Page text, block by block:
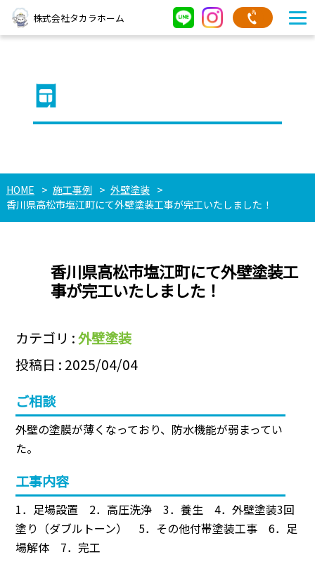
株式会社タカラホーム
HOME 施工事例
外壁塗装
香川県高松市塩江町にて外壁塗装工事が完工いたしました！
香川県高松市塩江町にて外壁塗装工
事が完工いたしました！
カテゴリ :外壁塗装
投稿日 : 2025/04/04
ご相談
外壁の塗膜が薄くなっており、防水機能が弱まってい
た。
工事内容
1．足場設置 2．高圧洗浄 3．養生 4．外壁塗装3回
塗り（ダブルトーン） 5．その他付帯塗装工事 6．足
場解体 7．完工